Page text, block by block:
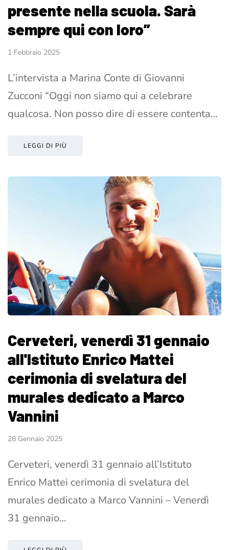
presente nella scuola. Sarà
sempre qui con loro”
1 Febbraio 2025
L’intervista a Marina Conte di Giovanni
Zucconi “Oggi non siamo qui a celebrare
qualcosa. Non posso dire di essere contenta…
LEGGI DI PIÙ
Cerveteri, venerdì 31 gennaio
all'Istituto Enrico Mattei
cerimonia di svelatura del
murales dedicato a Marco
Vannini
28 Gennaio 2025
Cerveteri, venerdì 31 gennaio all’Istituto
Enrico Mattei cerimonia di svelatura del
murales dedicato a Marco Vannini – Venerdì
31 gennaio…